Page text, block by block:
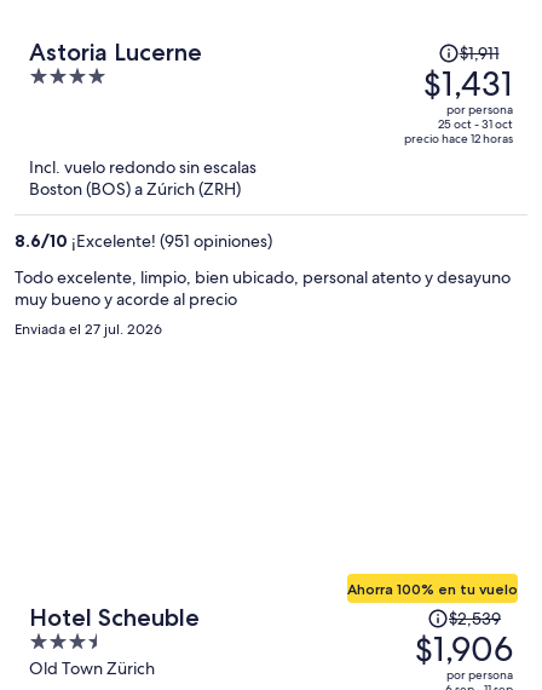
Astoria Lucerne
4
5
precio
era
de
$1,911
$1,431
$1,911
$1,431
por persona
25 oct - 31 oct
precio hace 12 horas
Incl. vuelo redondo sin escalas
Boston (BOS) a Zúrich (ZRH)
8.6/10 ¡Excelente! (951 opiniones)
Todo excelente, limpio, bien ubicado, personal atento y desayuno
muy bueno y acorde al precio
Enviada el 27 jul. 2026
Hotel Scheuble
3.5
out
Old Town Zürich
Ahorra 100% en tu vuelo
El
precio
era
$2,539
$1,906
por persona